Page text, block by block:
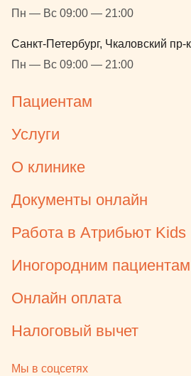
Пн — Вс 09:00 — 21:00
Санкт-Петербург, Чкаловский пр-
Пн — Вс 09:00 — 21:00
Пациентам
Услуги
О клинике
Документы онлайн
Работа в Атрибьют Kids
Иногородним пациентам
Онлайн оплата
Налоговый вычет
Мы в соцсетях